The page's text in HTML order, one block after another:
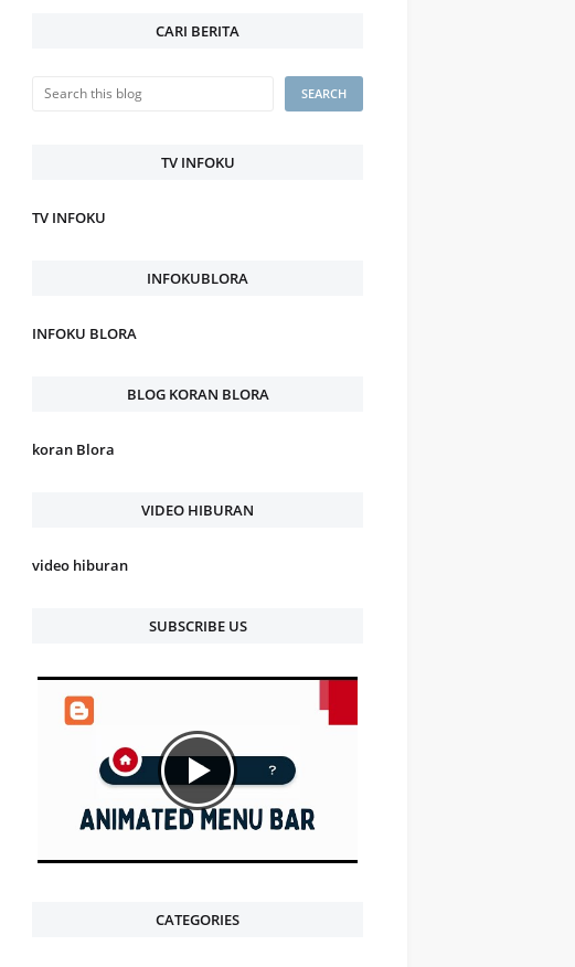
CARI BERITA
TV INFOKU
TV INFOKU
INFOKUBLORA
INFOKU BLORA
BLOG KORAN BLORA
koran Blora
VIDEO HIBURAN
video hiburan
SUBSCRIBE US
CATEGORIES